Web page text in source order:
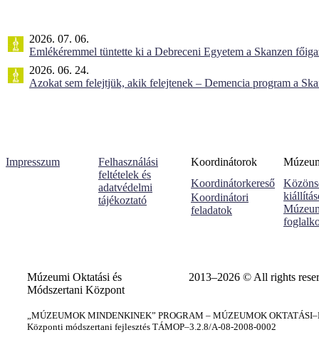
2026. 07. 06.
Emlékéremmel tüntette ki a Debreceni Egyetem a Skanzen
2026. 06. 24.
Azokat sem felejtjük, akik felejtenek – Demencia program a
Impresszum
Felhasználási
feltételek és
adatvédelmi
tájékoztató
Koordinátorok
Koordinátorkereső
Koordinátori
feladatok
Múzeumi Oktatási és
Módszertani Központ
2013–2026 © All rights
„MÚZEUMOK MINDENKINEK” PROGRAM – MÚZEUMOK
Központi módszertani fejlesztés TÁMOP–3.2.8/A-08-2008-0002